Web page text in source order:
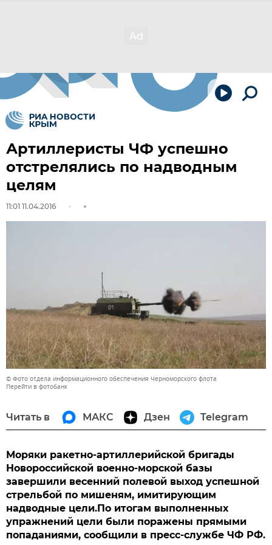
Артиллеристы ЧФ успешно
отстрелялись по надводным
целям
11:01 11.04.2016
© Фото отдела информационного обеспечения Черноморского флота
Перейти в фотобанк
Читать в МАКС Дзен Telegram
Моряки ракетно-артиллерийской бригады
Новороссийской военно-морской базы
завершили весенний полевой выход успешной
стрельбой по мишеням, имитирующим
надводные цели.По итогам выполненных
упражнений цели были поражены прямыми
попаданиями, сообщили в пресс-службе ЧФ РФ.